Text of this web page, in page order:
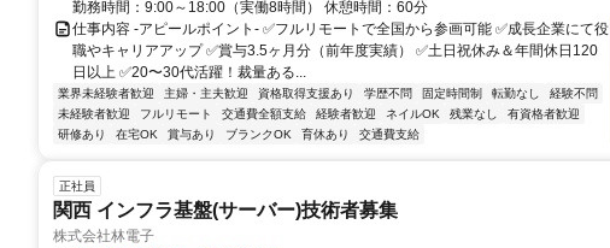
勤務時間：9:00～18:00（実働8時間） 休憩時間：60分
仕事内容 -アピールポイント- ✅フルリモートで全国から参画可能 ✅成長企業にて役
職やキャリアアップ ✅賞与3.5ヶ月分（前年度実績） ✅土日祝休み＆年間休日120
日以上 ✅20〜30代活躍！裁量ある...
業界未経験者歓迎 主婦・主夫歓迎 資格取得支援あり 学歴不問 固定時間制 転勤なし
経験不問
未経験者歓迎
フルリモート 交通費全額支給 経験者歓迎 ネイルOK 残業なし
有資格者歓迎
研修あり
在宅OK 賞与あり ブランクOK 育休あり 交通費支給
正社員
関西 インフラ基盤(サーバー)技術者募集
株式会社林電子